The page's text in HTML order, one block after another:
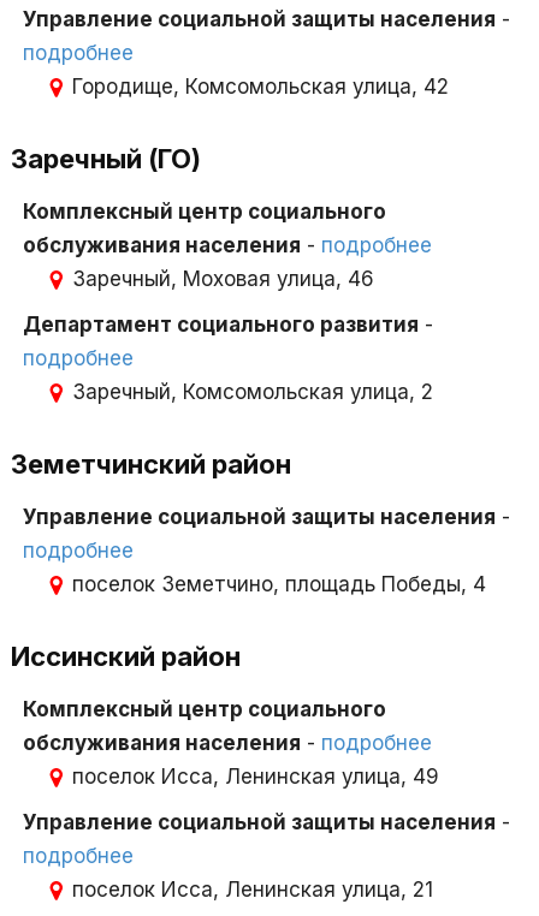
Управление социальной защиты населения -
подробнее
Городище, Комсомольская улица, 42
Заречный (ГО)
Комплексный центр социального
обслуживания населения - подробнее
Заречный, Моховая улица, 46
Департамент социального развития -
подробнее
Заречный, Комсомольская улица, 2
Земетчинский район
Управление социальной защиты населения -
подробнее
поселок Земетчино, площадь Победы, 4
Иссинский район
Комплексный центр социального
обслуживания населения - подробнее
поселок Исса, Ленинская улица, 49
Управление социальной защиты населения -
подробнее
поселок Исса, Ленинская улица, 21